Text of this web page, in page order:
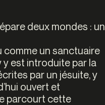
deux mondes : un
comme un sanctuaire
y est introduite par la
par un jésuite, y
ouvert et
parcourt cette